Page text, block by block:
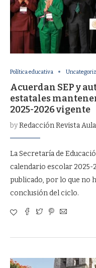
Política educativa
Acuerdan SEP y
estatales
2025-2026 vigente
byRedacción Revista Aula
La Secretaría de
calendario escolar
publicado, por lo que no
conclusión del ciclo.